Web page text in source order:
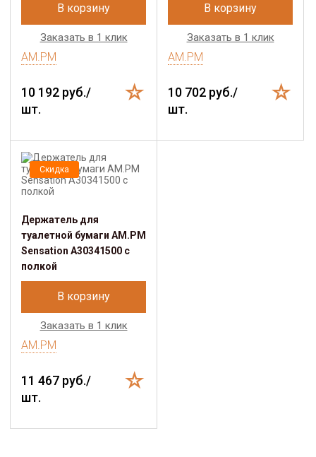
В корзину
Заказать в 1 клик
AM.PM
10 192 руб./
шт.
В корзину
Заказать в 1 клик
AM.PM
10 702 руб./
шт.
Скидка
Держатель для
туалетной бумаги AM.PM
Sensation A30341500 с
полкой
В корзину
Заказать в 1 клик
AM.PM
11 467 руб./
шт.